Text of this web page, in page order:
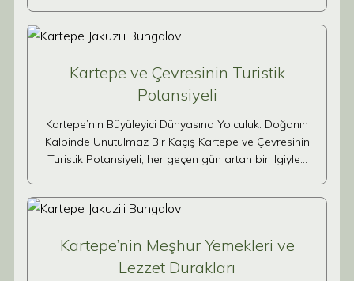
Kartepe ve Çevresinin Turistik
Potansiyeli
Kartepe’nin Büyüleyici Dünyasına Yolculuk: Doğanın
Kalbinde Unutulmaz Bir Kaçış Kartepe ve Çevresinin
Turistik Potansiyeli, her geçen gün artan bir ilgiyle…
Kartepe’nin Meşhur Yemekleri ve
Lezzet Durakları